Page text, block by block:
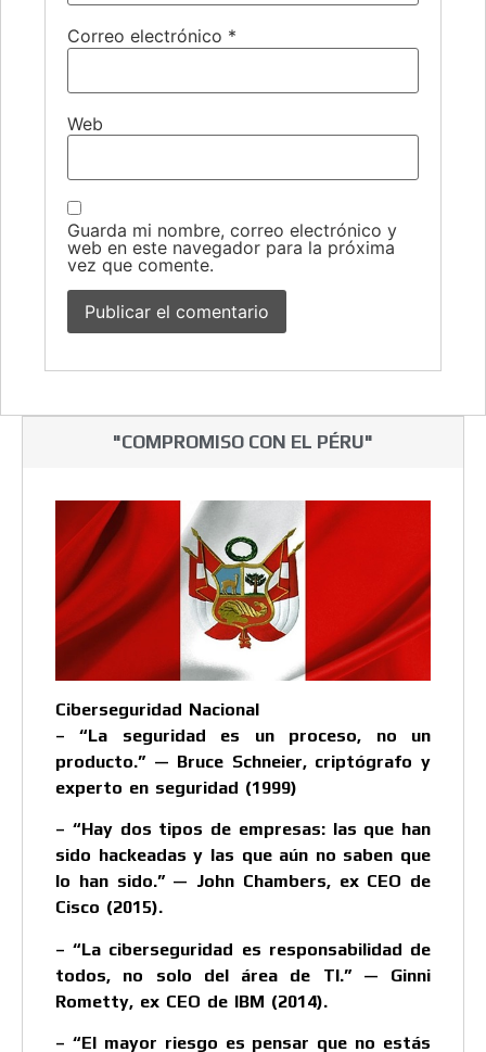
Correo electrónico *
Web
Guarda mi nombre, correo electrónico y
web en este navegador para la próxima
vez que comente.
"COMPROMISO CON EL PÉRU"
Ciberseguridad Nacional
– “La seguridad es un proceso, no un
producto.” — Bruce Schneier, criptógrafo y
experto en seguridad (1999)
– “Hay dos tipos de empresas: las que han
sido hackeadas y las que aún no saben que
lo han sido.” — John Chambers, ex CEO de
Cisco (2015).
– “La ciberseguridad es responsabilidad de
todos, no solo del área de TI.” — Ginni
Rometty, ex CEO de IBM (2014).
– “El mayor riesgo es pensar que no estás